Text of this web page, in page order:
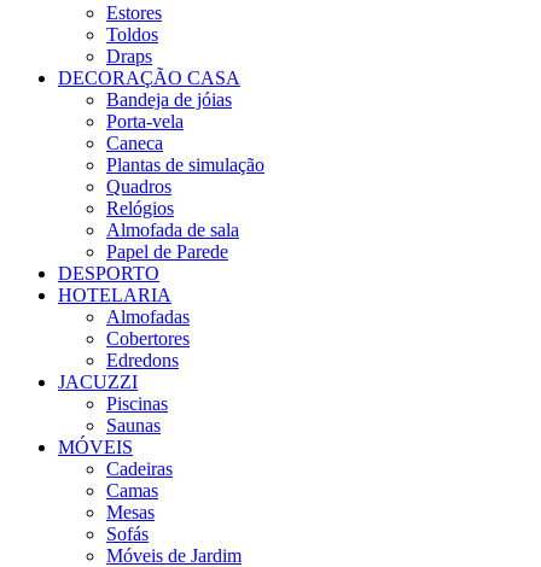
Estores
Toldos
Draps
DECORAÇÃO CASA
Bandeja de jóias
Porta-vela
Caneca
Plantas de simulação
Quadros
Relógios
Almofada de sala
Papel de Parede
DESPORTO
HOTELARIA
Almofadas
Cobertores
Edredons
JACUZZI
Piscinas
Saunas
MÓVEIS
Cadeiras
Camas
Mesas
Sofás
Móveis de Jardim